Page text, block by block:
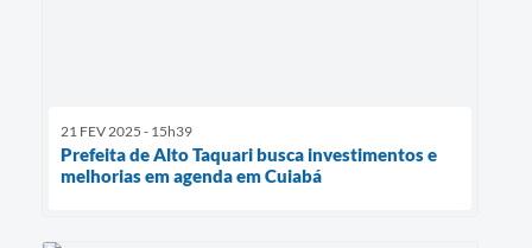
21 FEV 2025 - 15h39
Prefeita de Alto Taquari busca investimentos e
melhorias em agenda em Cuiabá